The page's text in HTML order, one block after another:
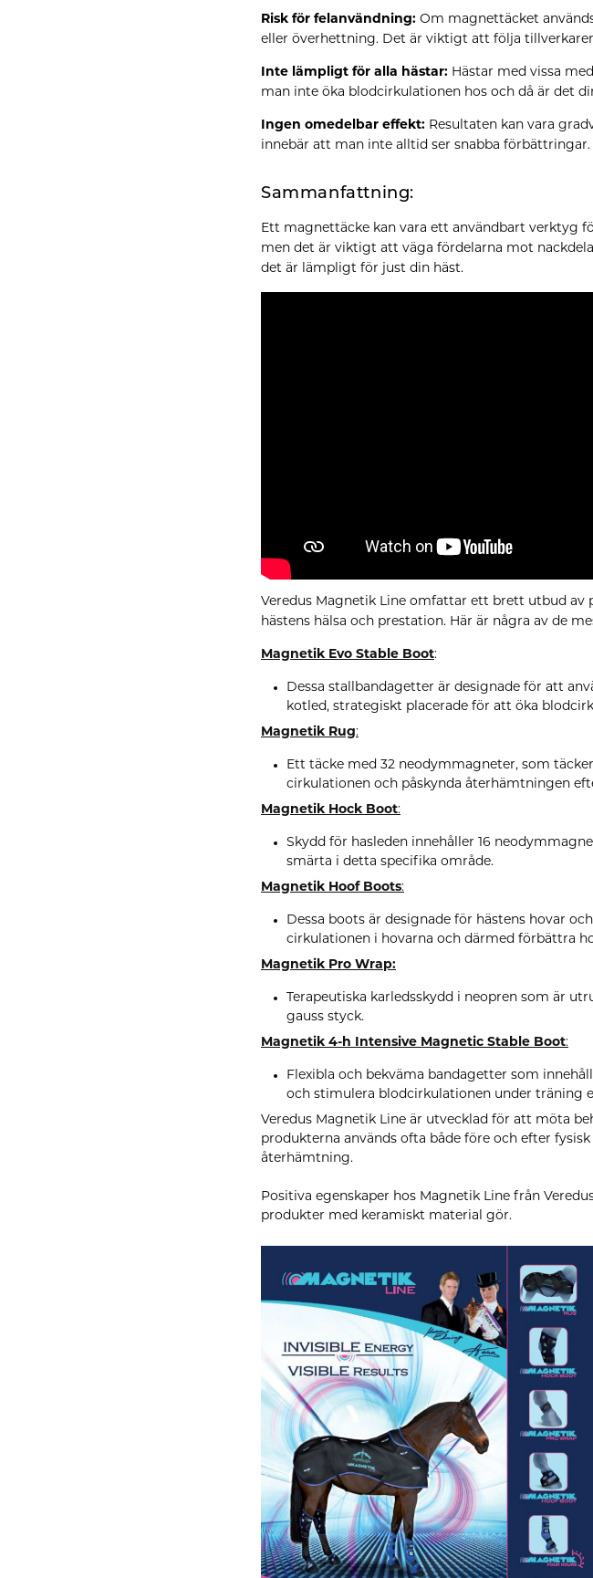
Risk för felanvändning: Om magnettäcket
eller överhettning. Det är viktigt att följa
Inte lämpligt för alla hästar: Hästar med vissa
man inte öka blodcirkulationen hos och då är det
Ingen omedelbar effekt: Resultaten kan vara
innebär att man inte alltid ser snabba förbättringar.
Sammanfattning:
Ett magnettäcke kan vara ett användbart verktyg
men det är viktigt att väga fördelarna mot
det är lämpligt för just din häst.
Veredus Magnetik Line omfattar ett brett utbud
hästens hälsa och prestation. Här är några av de
Magnetik Evo Stable Boot:
Dessa stallbandagetter är designade för att
kotled, strategiskt placerade för att öka
Magnetik Rug:
Ett täcke med 32 neodymmagneter, som
cirkulationen och påskynda återhämtningen
Magnetik Hock Boot:
Skydd för hasleden innehåller 16
smärta i detta specifika område.
Magnetik Hoof Boots:
Dessa boots är designade för hästens hovar
cirkulationen i hovarna och därmed förbättra
Magnetik Pro Wrap:
Terapeutiska karledsskydd i neopren som är
gauss styck.
Magnetik 4-h Intensive Magnetic Stable Boot:
Flexibla och bekväma bandagetter som
och stimulera blodcirkulationen under träning
Veredus Magnetik Line är utvecklad för att möta
produkterna används ofta både före och efter
återhämtning.
Positiva egenskaper hos Magnetik Line från
produkter med keramiskt material gör.